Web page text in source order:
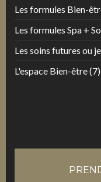
Les formules Bien-
Les formules Spa +
Les soins futures ou
L'espace Bien-être(7)